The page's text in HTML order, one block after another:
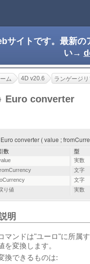
サイトです。最新
い→
ム 4D v20.6 ランゲージ
Euro converter
Euro converter ( value ;
数
型
実数
文字
文字
り値
実数
明
マンドは"ユーロ"に所属
を変換します。
換できるものは: